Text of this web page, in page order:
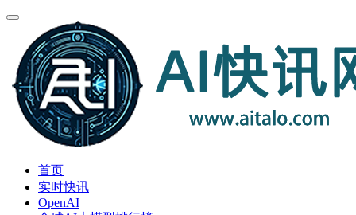
首页
实时快讯
OpenAI